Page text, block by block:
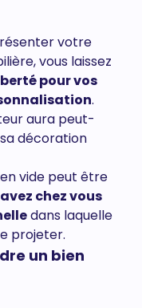
votre
vous laissez
pour vos
.
aura peut-
décoration
vide peut être
chez vous
dans laquelle
projeter.
un bien